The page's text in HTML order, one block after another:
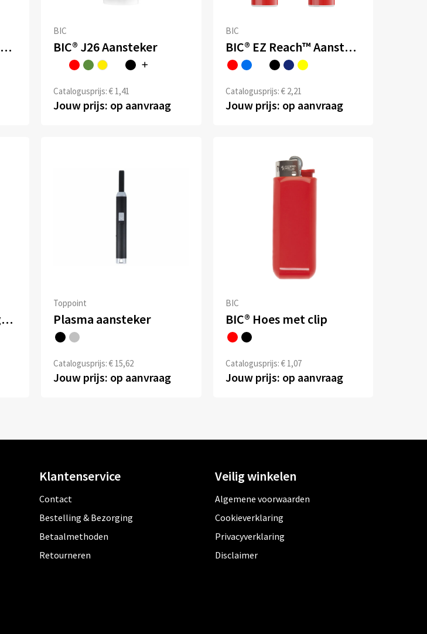
BIC® J38 Chrome Hood aansteker
BIC
BIC® J26 Aansteker
Catalogusprijs: € 1,41
Jouw prijs: op aanvraag
BIC
BIC® EZ Reach™ Aansteker
Catalogusprijs: € 2,21
Jouw prijs: op aanvraag
BIC® Styl'it Luxury Lighter Case
Toppoint
Plasma aansteker
Catalogusprijs: € 15,62
Jouw prijs: op aanvraag
BIC
BIC® Hoes met clip
Catalogusprijs: € 1,07
Jouw prijs: op aanvraag
Klantenservice
Contact
Bestelling & Bezorging
Betaalmethoden
Retourneren
Veilig winkelen
Algemene voorwaarden
Cookieverklaring
Privacyverklaring
Disclaimer